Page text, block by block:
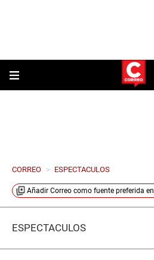
CORREO > ESPECTACULOS
Añadir Correo como fuente preferida en
ESPECTÁCULOS